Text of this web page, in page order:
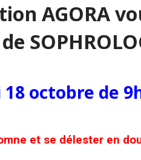
AGORA
octobre de
et se délester en